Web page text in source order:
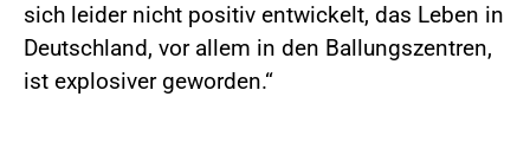
sich leider nicht positiv entwickelt, das Leben in
Deutschland, vor allem in den Ballungszentren,
ist explosiver geworden.“